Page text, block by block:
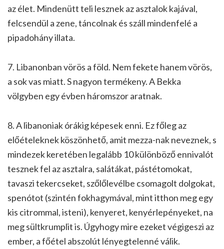
az élet. Mindenütt teli lesznek az asztalok kajával,
felcsendül a zene, táncolnak és száll mindenfelé a
pipadohány illata.
7. Libanonban vörös a föld. Nem fekete hanem vörös,
a sok vas miatt. S nagyon termékeny. A Bekka
völgyben egy évben háromszor aratnak.
8. A libanoniak órákig képesek enni. Ez főleg az
előételeknek köszönhető, amit mezza-nak neveznek, s
mindezek keretében legalább 10 különböző ennivalót
tesznek fel az asztalra, salátákat, pástétomokat,
tavaszi tekercseket, szőlőlevélbe csomagolt dolgokat,
spenótot (szintén fokhagymával, mint itthon meg egy
kis citrommal, isteni), kenyeret, kenyérlepényeket, na
meg sültkrumplit is. Úgyhogy mire ezeket végigeszi az
ember, a főétel abszolút lényegtelenné válik.